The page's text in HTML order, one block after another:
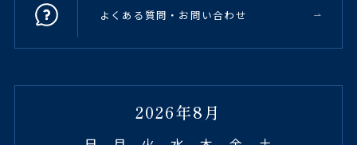
よくある質問・お問い合わせ
2026年8月